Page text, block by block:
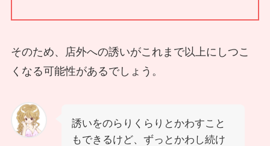
そのため、店外への誘いがこれまで以上にしつこ
くなる可能性があるでしょう。
誘いをのらりくらりとかわすこと
もできるけど、ずっとかわし続け